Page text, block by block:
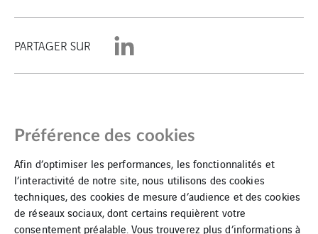
PARTAGER SUR
Mentions Légales
Préférence des cookies
Afin d’optimiser les performances, les fonctionnalités et
l’interactivité de notre site, nous utilisons des cookies
techniques, des cookies de mesure d’audience et des cookies
de réseaux sociaux, dont certains requièrent votre
consentement préalable. Vous trouverez plus d’informations à